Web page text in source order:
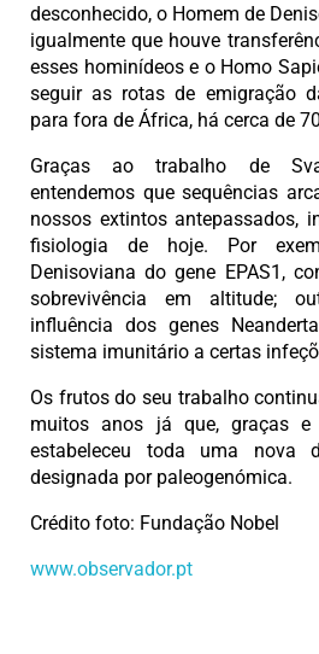
desconhecido, o Homem de
igualmente que houve
esses hominídeos e o Homo
seguir as rotas de emigração
para fora de África, há cerca de
Graças ao trabalho de
entendemos que sequências
nossos extintos antepassados,
fisiologia de hoje. Por
Denisoviana do gene EPAS1,
sobrevivência em altitude;
influência dos genes
sistema imunitário a certas
Os frutos do seu trabalho
muitos anos já que, graças e
estabeleceu toda uma nova
designada por paleogenómica.
Crédito foto: Fundação Nobel
www.observador.pt